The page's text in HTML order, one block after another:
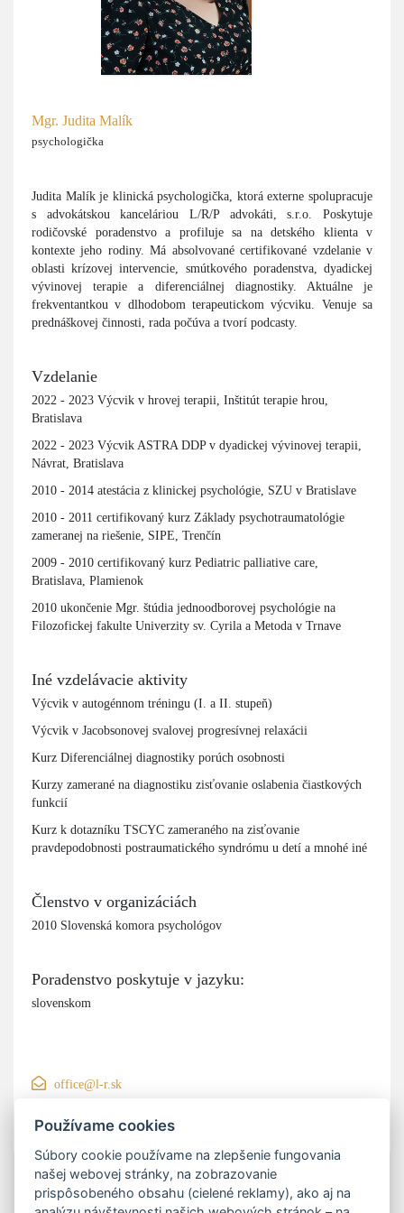
Mgr. Judita Malík
psychologička
Judita Malík je klinická psychologička, ktorá externe spolupracuje
s advokátskou kanceláriou L/R/P advokáti, s.r.o. Poskytuje
rodičovské poradenstvo a profiluje sa na detského klienta v
kontexte jeho rodiny. Má absolvované certifikované vzdelanie v
oblasti krízovej intervencie, smútkového poradenstva, dyadickej
vývinovej terapie a diferenciálnej diagnostiky. Aktuálne je
frekventantkou v dlhodobom terapeutickom výcviku. Venuje sa
prednáškovej činnosti, rada počúva a tvorí podcasty.
Vzdelanie
2022 - 2023 Výcvik v hrovej terapii, Inštitút terapie hrou,
Bratislava
2022 - 2023 Výcvik ASTRA DDP v dyadickej vývinovej terapii,
Návrat, Bratislava
2010 - 2014 atestácia z klinickej psychológie, SZU v Bratislave
2010 - 2011 certifikovaný kurz Základy psychotraumatológie
zameranej na riešenie, SIPE, Trenčín
2009 - 2010 certifikovaný kurz Pediatric palliative care,
Bratislava, Plamienok
2010 ukončenie Mgr. štúdia jednoodborovej psychológie na
Filozofickej fakulte Univerzity sv. Cyrila a Metoda v Trnave
Iné vzdelávacie aktivity
Výcvik v autogénnom tréningu (I. a II. stupeň)
Výcvik v Jacobsonovej svalovej progresívnej relaxácii
Kurz Diferenciálnej diagnostiky porúch osobnosti
Kurzy zamerané na diagnostiku zisťovanie oslabenia čiastkových
funkcií
Kurz k dotazníku TSCYC zameraného na zisťovanie
pravdepodobnosti postraumatického syndrómu u detí a mnohé iné
Členstvo v organizáciách
2010 Slovenská komora psychológov
Poradenstvo poskytuje v jazyku:
slovenskom
office@l-r.sk
Používame cookies
Súbory cookie používame na zlepšenie fungovania
našej webovej stránky, na zobrazovanie
prispôsobeného obsahu (cielené reklamy), ako aj na